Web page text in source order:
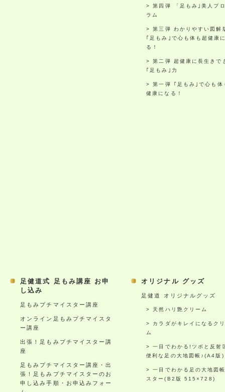
第四弾 「足もみ｣美人プ
ラム
第三弾 わかりやすい図解
｢足もみ｣で心も体も超健康
る！
第二弾 超健康に長生きで
｢足もみ｣力
第一弾 ｢足もみ｣で心も体
健康になる！
足健道式 足もみ講座 お申
し込み
足もみプチマイスター講座
オンライン足もみプチマイスタ
ー講座
出張！足もみプチマイスター講
座
足もみプチマイスター講座・出
張！足もみプチマイスターのお
申し込み手順・お申込みフォー
オリジナル グッズ
足健道 オリジナルグッズ
天然ハリ艶クリーム
カラダがキレイになるク
ム
一目でわかる!ツボと反射
便利な足の大地図帳♪(A4版)
一目でわかる足の大地図
スター(B2版 515×728)